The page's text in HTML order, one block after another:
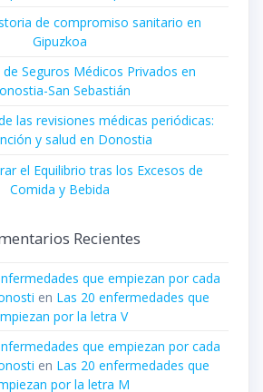
de compromiso sanitario en
Gipuzkoa
Seguros Médicos Privados en
San Sebastián
las revisiones médicas periódicas:
y salud en Donostia
el Equilibrio tras los Excesos de
Comida y Bebida
Recientes
que empiezan por cada
en Las 20 enfermedades que
por la letra V
que empiezan por cada
en Las 20 enfermedades que
por la letra M